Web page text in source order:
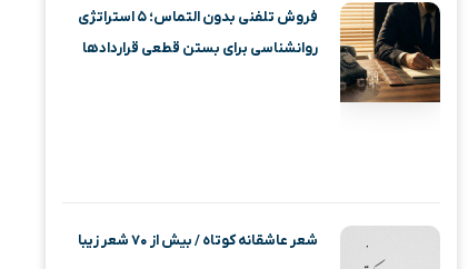
فروش تلفنی بدون التماس؛ ۵ استراتژی
روانشناسی برای بستن قطعی قراردادها
شعر عاشقانه کوتاه / بیش از ۷۰ شعر زیبا